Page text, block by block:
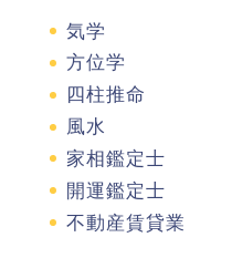
気学
方位学
四柱推命
風水
家相鑑定士
開運鑑定士
不動産賃貸業